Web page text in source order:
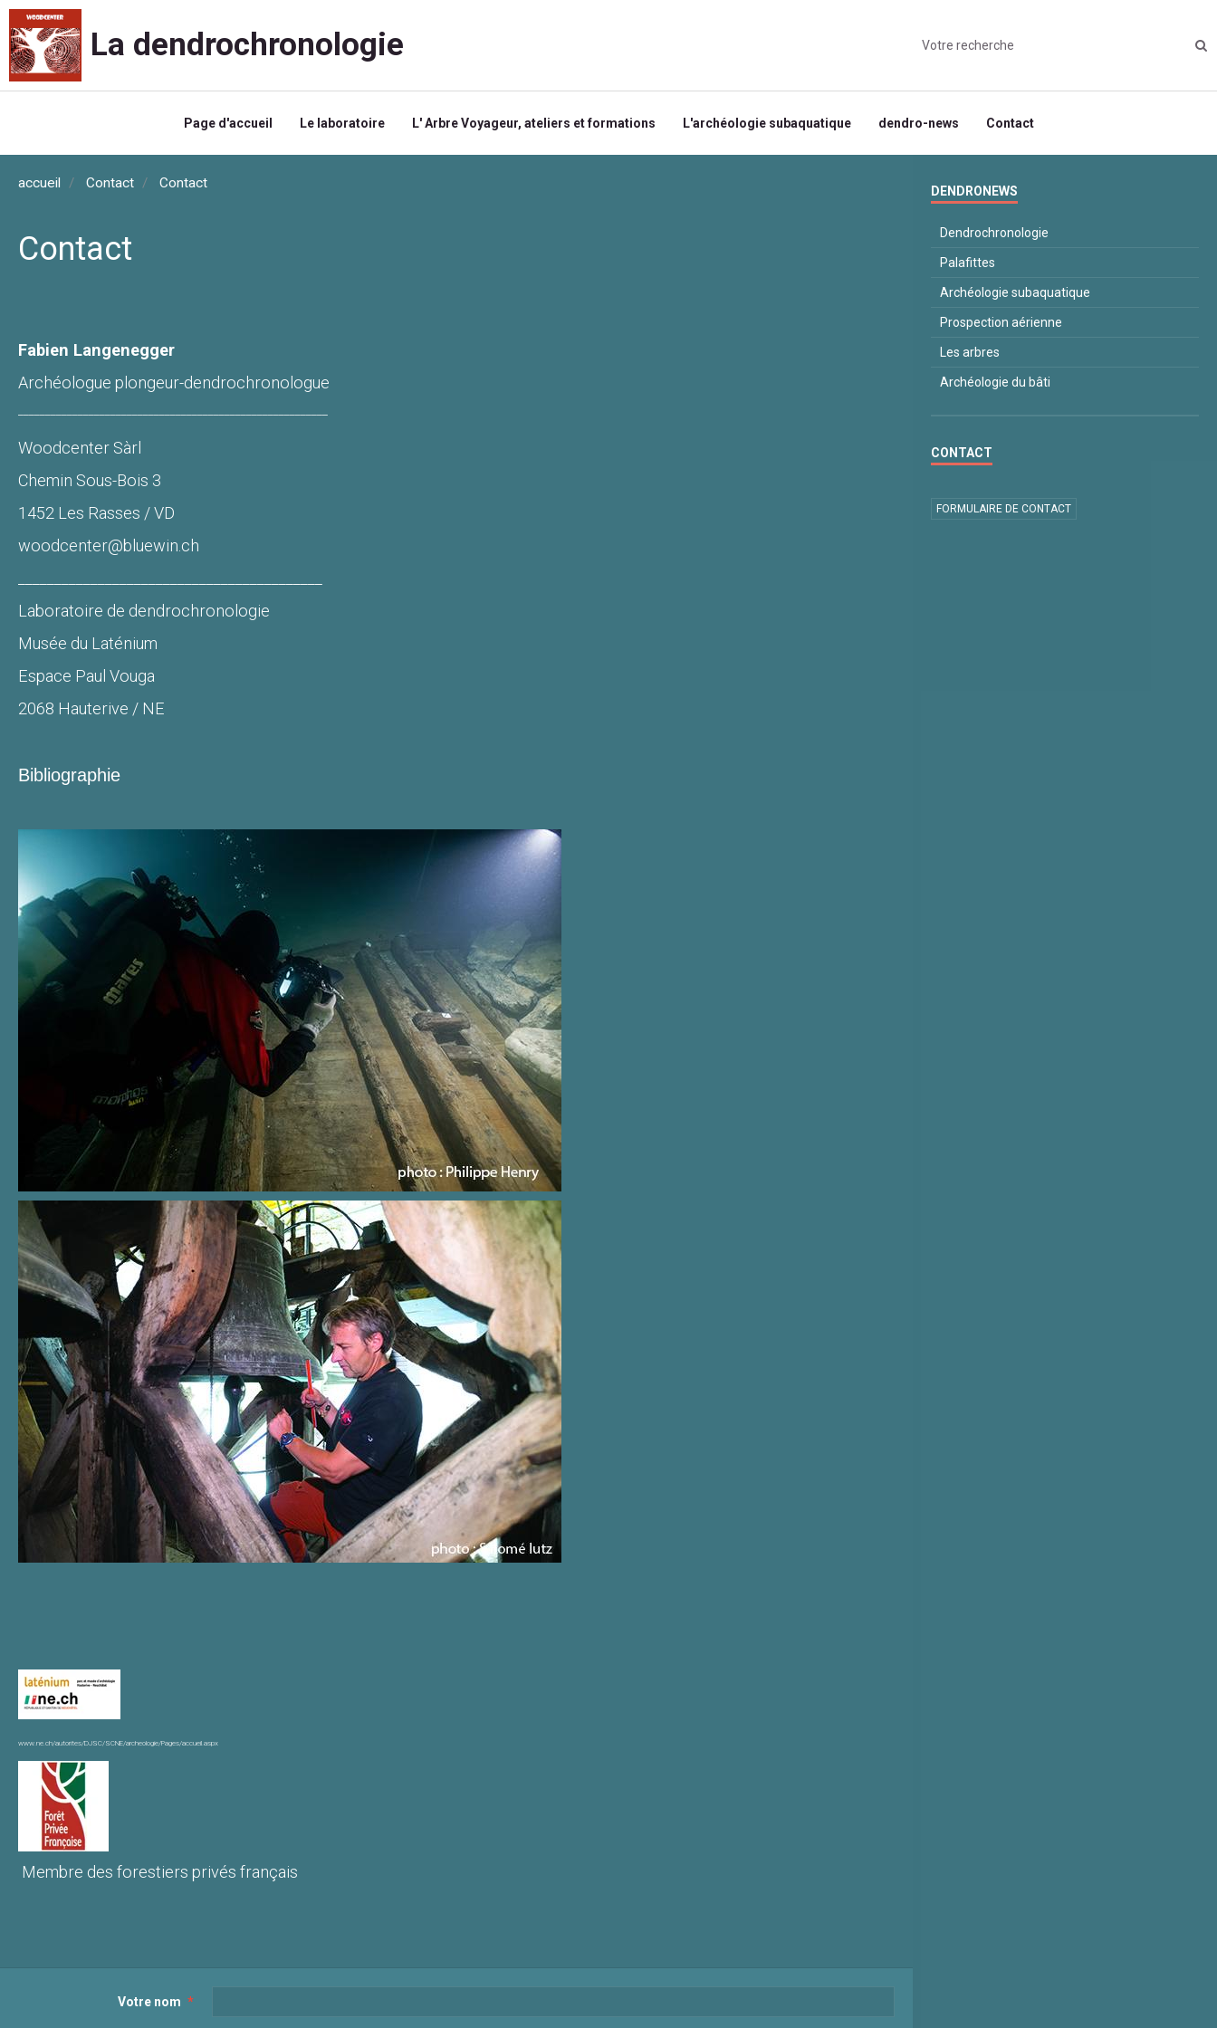
La dendrochronologie
Page d'accueil Le laboratoire L' Arbre Voyageur, ateliers et formations L'archéologie subaquatique dendro-news Contact
accueil Contact Contact
Contact
Fabien Langenegger
Archéologue plongeur-dendrochronologue
Woodcenter Sàrl
Chemin Sous-Bois 3
1452 Les Rasses / VD
woodcenter@bluewin.ch
Laboratoire de dendrochronologie
Musée du Laténium
Espace Paul Vouga
2068 Hauterive / NE
Bibliographie
www.ne.ch/autorites/DJSC/SCNE/archeologie/Pages/accueil.aspx
Membre des forestiers privés français
Votre nom
DENDRONEWS
Dendrochronologie
Palafittes
Archéologie subaquatique
Prospection aérienne
Les arbres
Archéologie du bâti
CONTACT
FORMULAIRE DE CONTACT